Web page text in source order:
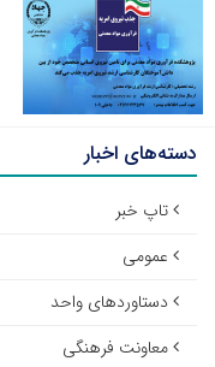
دسته‌های اخبار
تاپ خبر
عمومی
دستاوردهای واحد
معاونت فرهنگی